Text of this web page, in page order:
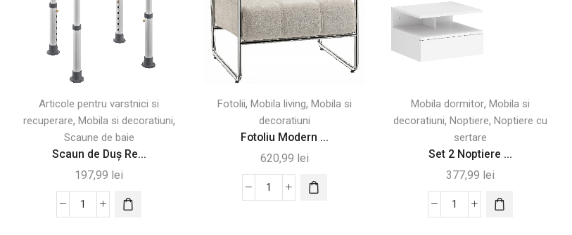
Articole pentru varstnici si
recuperare, Mobila si decoratiuni,
Scaune de baie
Scaun de Duș Re...
197,99 lei
Cantitate
Fotolii,Mobila living,Mobila si
decoratiuni
Fotoliu Modern ...
620,99 lei
Cantitate
Mobila dormitor, Mobila si
decoratiuni, Noptiere, Noptiere cu
sertare
Set 2 Noptiere ...
377,99 lei
Cantitate